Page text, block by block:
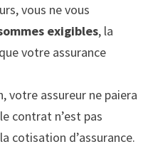
vous ne vous
exigibles, la
votre assurance
votre assureur ne paiera
contrat n’est pas
cotisation d’assurance.